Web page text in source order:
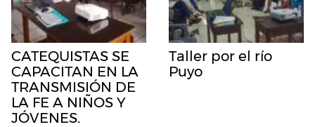
CATEQUISTAS SE
CAPACITAN EN LA
TRANSMISIÓN DE
LA FE A NIÑOS Y
JÓVENES.
Taller por el río
Puyo